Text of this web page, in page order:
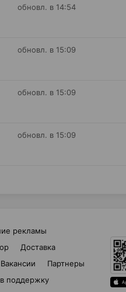
обновл. в 14:54
обновл. в 15:09
обновл. в 15:09
обновл. в 15:09
рекламы
Доставка
Вакансии
Партнеры
поддержку